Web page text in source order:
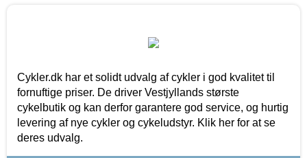
Cykler.dk har et solidt udvalg af cykler i god kvalitet til
fornuftige priser. De driver Vestjyllands største
cykelbutik og kan derfor garantere god service, og hurtig
levering af nye cykler og cykeludstyr. Klik her for at se
deres udvalg.